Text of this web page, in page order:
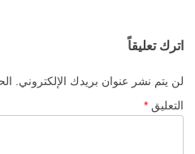
اترك تعليقاً
لن يتم نشر عنوان بريدك الإلكتروني.
التعليق *